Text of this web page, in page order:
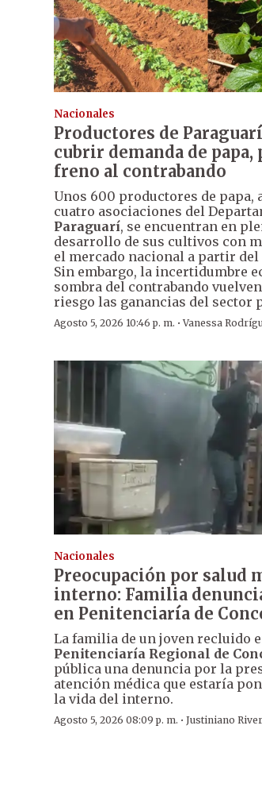
Nacionales
Productores de
cubrir demanda de
freno al contrabando
Unos 600 productores de papa,
cuatro asociaciones del
Paraguarí, se encuentran en
desarrollo de sus cultivos con
el mercado nacional a partir del
Sin embargo, la incertidumbre
sombra del contrabando
riesgo las ganancias del sector
Agosto 5, 2026 10:46 p. m. ·Vanessa
Nacionales
Preocupación por salud
interno: Familia
en Penitenciaría de
La familia de un joven recluido
Penitenciaría Regional de
pública una denuncia por la
atención médica que estaría
la vida del interno.
Agosto 5, 2026 08:09 p. m. · Justiniano